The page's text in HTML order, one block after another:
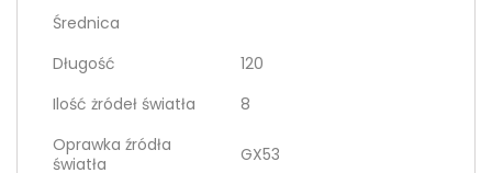
Średnica
Długość
120
Ilość żródeł światła
8
Oprawka źródła
światła
GX53